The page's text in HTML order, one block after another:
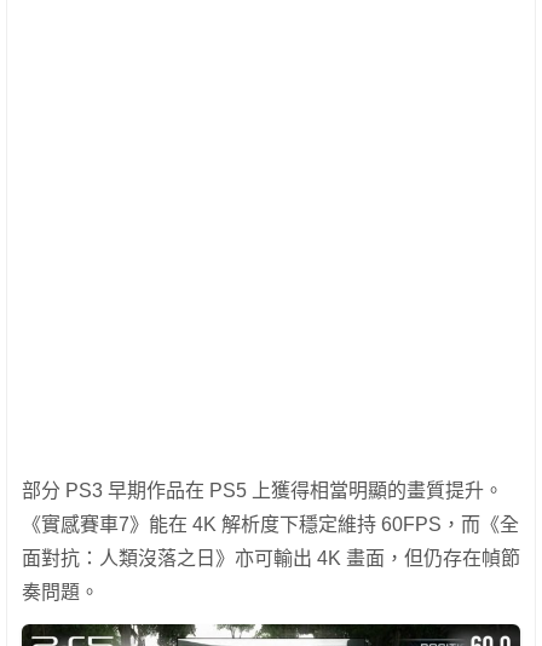
部分 PS3 早期作品在 PS5 上獲得相當明顯的畫質提升。
《實感賽車7》能在 4K 解析度下穩定維持 60FPS，而《全
面對抗：人類沒落之日》亦可輸出 4K 畫面，但仍存在幀節
奏問題。